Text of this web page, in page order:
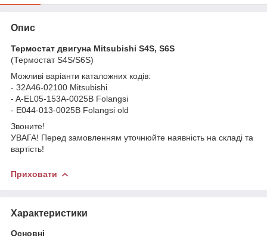
Опис
Термостат двигуна Mitsubishi S4S, S6S
(Термостат S4S/S6S)
Можливі варіанти каталожних кодів:
- 32A46-02100 Mitsubishi
- A-EL05-153A-0025B Folangsi
- E044-013-0025B Folangsi old
Звоните!
УВАГА! Перед замовленням уточнюйте наявність на складі та
вартість!
Приховати
Характеристики
Основні